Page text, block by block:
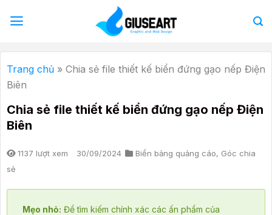
qua
dung
Trang chủ » Chia sẻ file thiết kế biển đứng gạo nếp Điện
Biên
Chia sẻ file thiết kế biển đứng gạo nếp Điện
Biên
1137 lượt xem 30/09/2024 Biển bảng quảng cáo, Góc chia
sẻ
Mẹo nhỏ: Để tìm kiếm chính xác các ấn phẩm của